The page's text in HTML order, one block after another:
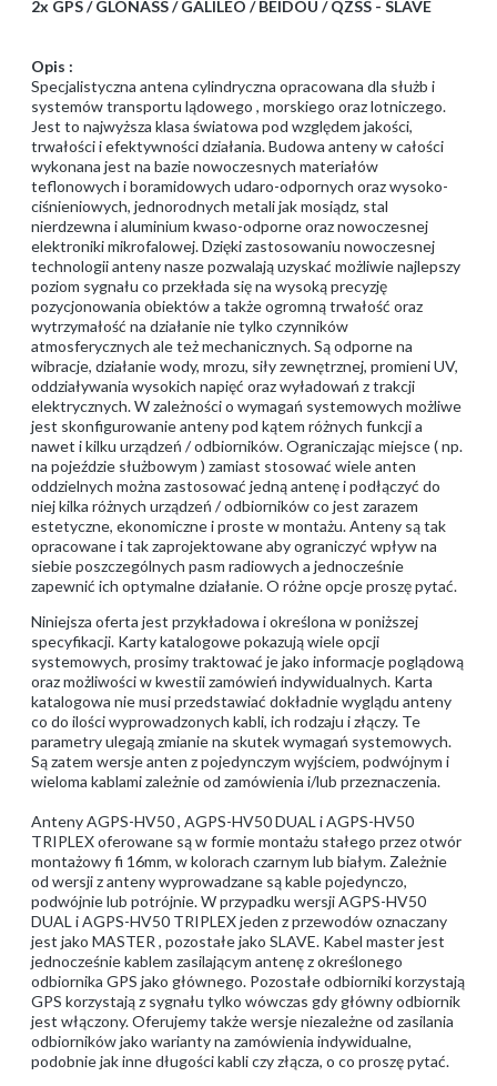
2x GPS / GLONASS / GALILEO / BEIDOU / QZSS - SLAVE
Opis :
Specjalistyczna antena cylindryczna opracowana dla służb i
systemów transportu lądowego , morskiego oraz lotniczego.
Jest to najwyższa klasa światowa pod względem jakości,
trwałości i efektywności działania. Budowa anteny w całości
wykonana jest na bazie nowoczesnych materiałów
teflonowych i boramidowych udaro-odpornych oraz wysoko-
ciśnieniowych, jednorodnych metali jak mosiądz, stal
nierdzewna i aluminium kwaso-odporne oraz nowoczesnej
elektroniki mikrofalowej. Dzięki zastosowaniu nowoczesnej
technologii anteny nasze pozwalają uzyskać możliwie najlepszy
poziom sygnału co przekłada się na wysoką precyzję
pozycjonowania obiektów a także ogromną trwałość oraz
wytrzymałość na działanie nie tylko czynników
atmosferycznych ale też mechanicznych. Są odporne na
wibracje, działanie wody, mrozu, siły zewnętrznej, promieni UV,
oddziaływania wysokich napięć oraz wyładowań z trakcji
elektrycznych. W zależności o wymagań systemowych możliwe
jest skonfigurowanie anteny pod kątem różnych funkcji a
nawet i kilku urządzeń / odbiorników. Ograniczając miejsce ( np.
na pojeździe służbowym ) zamiast stosować wiele anten
oddzielnych można zastosować jedną antenę i podłączyć do
niej kilka różnych urządzeń / odbiorników co jest zarazem
estetyczne, ekonomiczne i proste w montażu. Anteny są tak
opracowane i tak zaprojektowane aby ograniczyć wpływ na
siebie poszczególnych pasm radiowych a jednocześnie
zapewnić ich optymalne działanie. O różne opcje proszę pytać.
Niniejsza oferta jest przykładowa i określona w poniższej
specyfikacji. Karty katalogowe pokazują wiele opcji
systemowych, prosimy traktować je jako informacje poglądową
oraz możliwości w kwestii zamówień indywidualnych. Karta
katalogowa nie musi przedstawiać dokładnie wyglądu anteny
co do ilości wyprowadzonych kabli, ich rodzaju i złączy. Te
parametry ulegają zmianie na skutek wymagań systemowych.
Są zatem wersje anten z pojedynczym wyjściem, podwójnym i
wieloma kablami zależnie od zamówienia i/lub przeznaczenia.
Anteny AGPS-HV50 , AGPS-HV50 DUAL i AGPS-HV50
TRIPLEX oferowane są w formie montażu stałego przez otwór
montażowy fi 16mm, w kolorach czarnym lub białym. Zależnie
od wersji z anteny wyprowadzane są kable pojedynczo,
podwójnie lub potrójnie. W przypadku wersji AGPS-HV50
DUAL i AGPS-HV50 TRIPLEX jeden z przewodów oznaczany
jest jako MASTER , pozostałe jako SLAVE. Kabel master jest
jednocześnie kablem zasilającym antenę z określonego
odbiornika GPS jako głównego. Pozostałe odbiorniki korzystają
GPS korzystają z sygnału tylko wówczas gdy główny odbiornik
jest włączony. Oferujemy także wersje niezależne od zasilania
odbiorników jako warianty na zamówienia indywidualne,
podobnie jak inne długości kabli czy złącza, o co proszę pytać.